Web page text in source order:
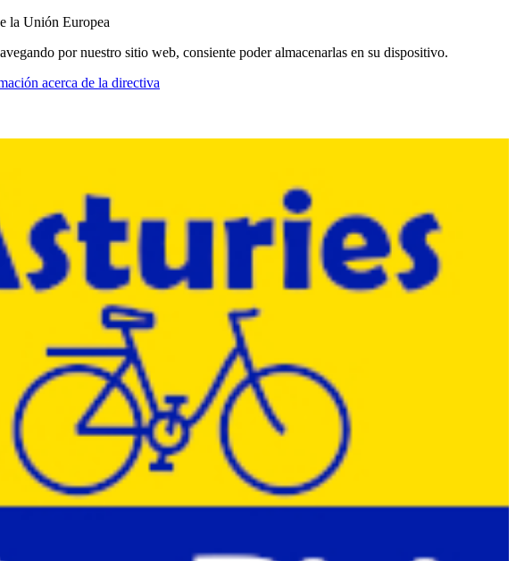
la Unión Europea
por nuestro sitio web, consiente poder almacenarlas en su dispositivo.
acerca de la directiva